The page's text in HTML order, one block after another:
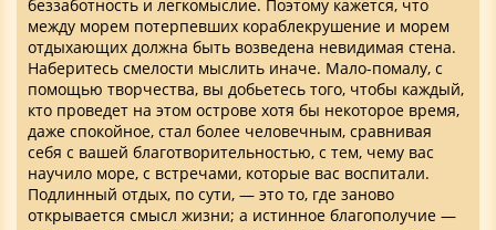
беззаботность и легкомыслие. Поэтому кажется, что
между морем потерпевших кораблекрушение и морем
отдыхающих должна быть возведена невидимая стена.
Наберитесь смелости мыслить иначе. Мало-помалу, с
помощью творчества, вы добьетесь того, чтобы каждый,
кто проведет на этом острове хотя бы некоторое время,
даже спокойное, стал более человечным, сравнивая
себя с вашей благотворительностью, с тем, чему вас
научило море, с встречами, которые вас воспитали.
Подлинный отдых, по сути, — это то, где заново
открывается смысл жизни; а истинное благополучие —